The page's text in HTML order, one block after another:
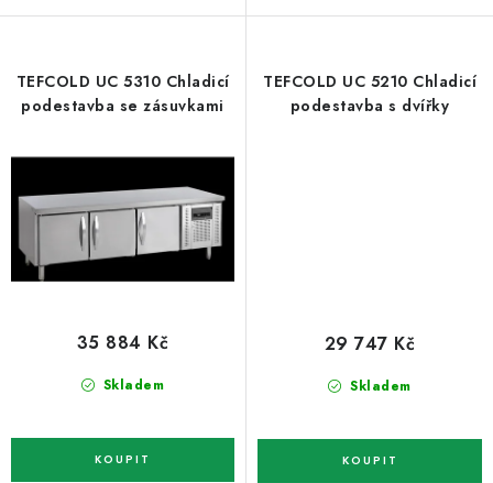
TEFCOLD UC 5310 Chladicí
podestavba se zásuvkami
Skladem
35 884 Kč
TEFCOLD UC 5210 Chladicí
podestavba s dvířky
Skladem
29 747 Kč